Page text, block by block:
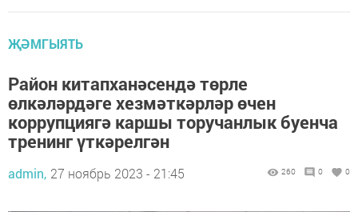
ҖӘМГЫЯТЬ
Район китапханәсендә төрле
өлкәләрдәге хезмәткәрләр өчен
коррупциягә каршы торучанлык буенча
тренинг үткәрелгән
admin, 27 ноябрь 2023 - 21:45 260 0 0